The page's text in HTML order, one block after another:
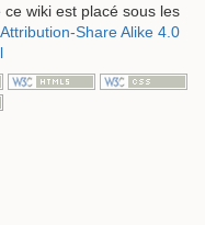
wiki est placé sous les
Share Alike 4.0